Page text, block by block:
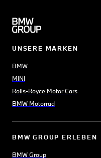
UNSERE MARKEN
BMW
MINI
Rolls-Royce Motor Cars
BMW Motorrad
BMW GROUP ERLEBEN
BMW Group